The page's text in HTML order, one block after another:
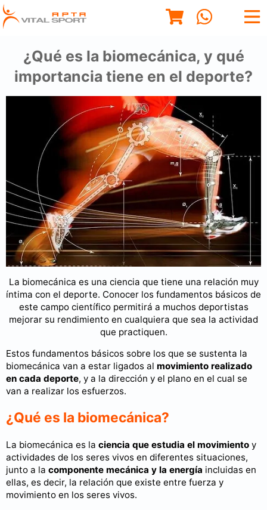
¿Qué es la biomecánica, y qué
importancia tiene en el deporte?
La biomecánica es una ciencia que tiene una relación muy
íntima con el deporte. Conocer los fundamentos básicos de
este campo científico permitirá a muchos deportistas
mejorar su rendimiento en cualquiera que sea la actividad
que practiquen.
Estos fundamentos básicos sobre los que se sustenta la
biomecánica van a estar ligados al movimiento realizado
en cada deporte, y a la dirección y el plano en el cual se
van a realizar los esfuerzos.
¿Qué es la biomecánica?
La biomecánica es la ciencia que estudia el movimiento y
actividades de los seres vivos en diferentes situaciones,
junto a la componente mecánica y la energía incluidas en
ellas, es decir, la relación que existe entre fuerza y
movimiento en los seres vivos.